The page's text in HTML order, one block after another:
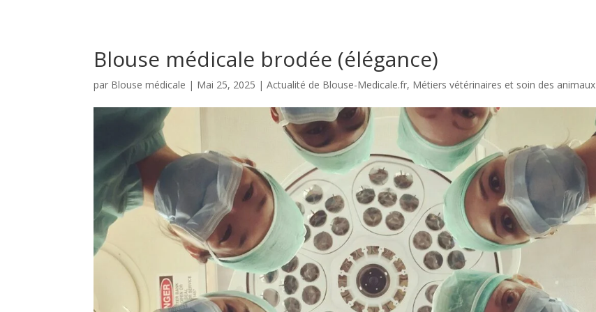
Blouse médicale brodée (élégance)
par Blouse médicale | Mai 25, 2025 |Actualité de Blouse-Medicale.fr, Métiers vétérinaires et soin des animaux